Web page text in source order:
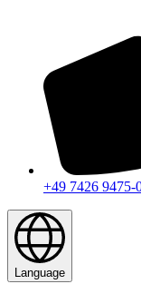
+49 7426 9475-
Language